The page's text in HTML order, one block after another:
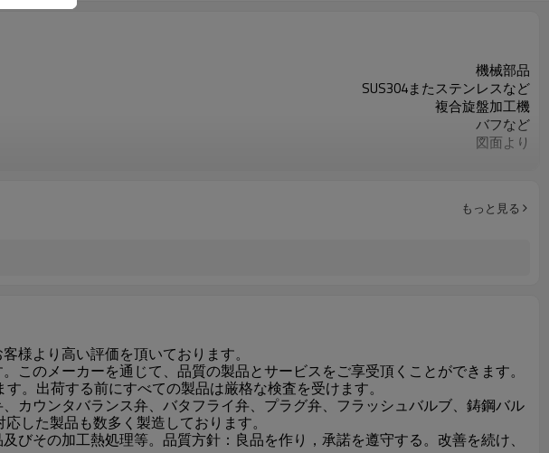
機械部品
SUS304またステンレスなど
複合旋盤加工機
バフなど
図面より
重要な寸法の100％検査
もっと見る
様より高い評価を頂いております。
のメーカーを通じて、品質の製品とサービスをご享受頂くことができます。
。出荷する前にすべての製品は厳格な検査を受けます。
カウンタバランス弁、バタフライ弁、プラグ弁、フラッシュバルブ、鋳鋼バル
した製品も数多く製造しております。
その加工熱処理等。品質方針：良品を作り，承諾を遵守する。改善を続け、